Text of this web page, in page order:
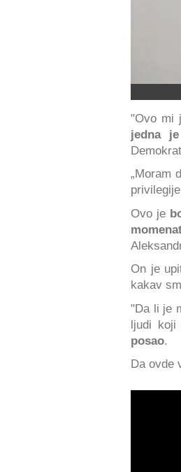
"Ovo mi
jedna
„Moram
Ovo je
On je
kakav
"Da li je
ljudi koji
posao.
Da ovde